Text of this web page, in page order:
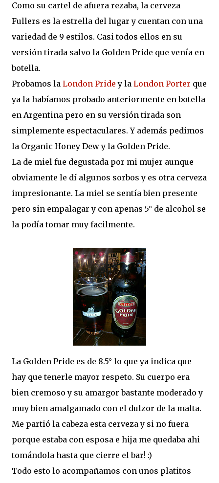
Como su cartel de afuera rezaba, la cerveza
Fullers es la estrella del lugar y cuentan con una
variedad de 9 estilos. Casi todos ellos en su
versión tirada salvo la Golden Pride que venía en
botella.
Probamos la London Pride y la London Porter que
ya la habíamos probado anteriormente en botella
en Argentina pero en su versión tirada son
simplemente espectaculares. Y además pedimos
la Organic Honey Dew y la Golden Pride.
La de miel fue degustada por mi mujer aunque
obviamente le dí algunos sorbos y es otra cerveza
impresionante. La miel se sentía bien presente
pero sin empalagar y con apenas 5° de alcohol se
la podía tomar muy facilmente.
La Golden Pride es de 8.5° lo que ya indica que
hay que tenerle mayor respeto. Su cuerpo era
bien cremoso y su amargor bastante moderado y
muy bien amalgamado con el dulzor de la malta.
Me partió la cabeza esta cerveza y si no fuera
porque estaba con esposa e hija me quedaba ahi
tomándola hasta que cierre el bar! :)
Todo esto lo acompañamos con unos platitos